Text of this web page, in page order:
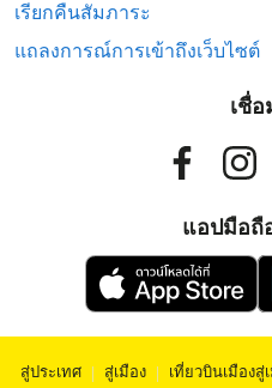
เรียกคืนสัมภาระ
แถลงการณ์การเข้าถึงเว็บไซต์
เชื่
แอปมือถื
สู่ประเทศ | สู่เมือง | เที่ยวบินเมืองสู่